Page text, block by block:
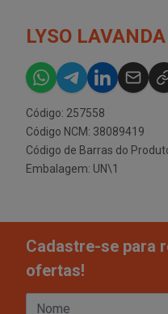
LYSO
Código: 257558
Código NCM: 38089419
Código de Barras do
Embalagem: UN\1
Cadastre-se para
ofertas!